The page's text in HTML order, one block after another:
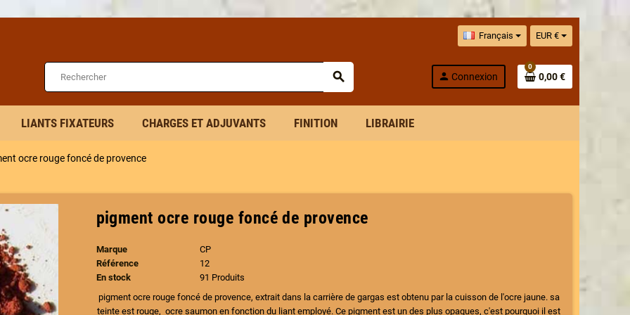
Français EUR €
search person Connexion
0
0,00 €
LIANTS FIXATEURS CHARGES ET ADJUVANTS FINITION LIBRAIRIE
ocre rouge foncé de provence
pigment ocre rouge foncé de provence
Marque
CP
Référence
12
En stock
91 Produits
pigment ocre rouge foncé de provence, extrait dans la carrière de gargas est obtenu par la cuisson de l'ocre jaune. sa
teinte est rouge, ocre saumon en fonction du liant employé. Ce pigment est un des plus opaques, c'est pourquoi il est